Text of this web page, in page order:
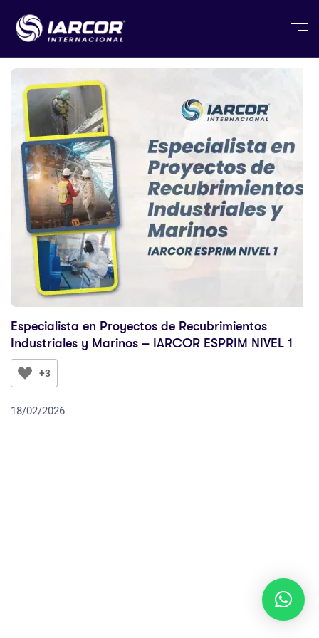
Especialista en Proyectos de Recubrimientos
Industriales y Marinos – IARCOR ESPRIM NIVEL 1
+3
18/02/2026